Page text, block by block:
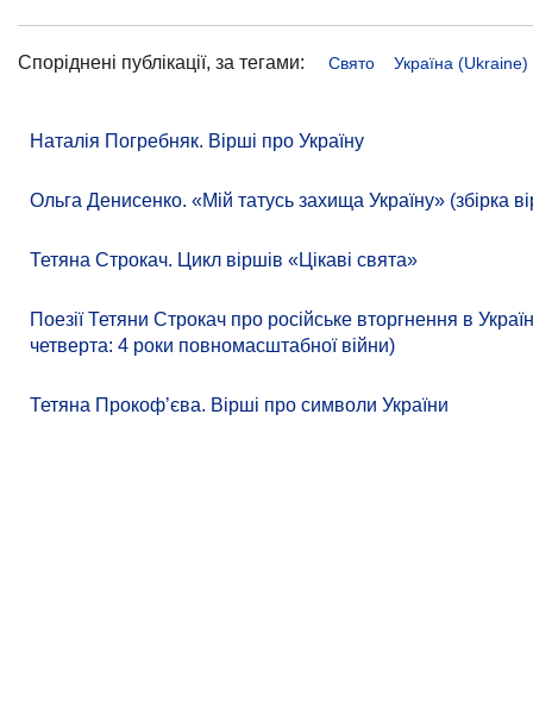
Споріднені публікації, за тегами: Свято Україна (Ukraine)
Наталія Погребняк. Вірші про Україну
Ольга Денисенко. «Мій татусь захища Україну» (збірка
Тетяна Строкач. Цикл віршів «Цікаві свята»
Поезії Тетяни Строкач про російське вторгнення в
четверта: 4 роки повномасштабної війни)
Тетяна Прокоф’єва. Вірші про символи України